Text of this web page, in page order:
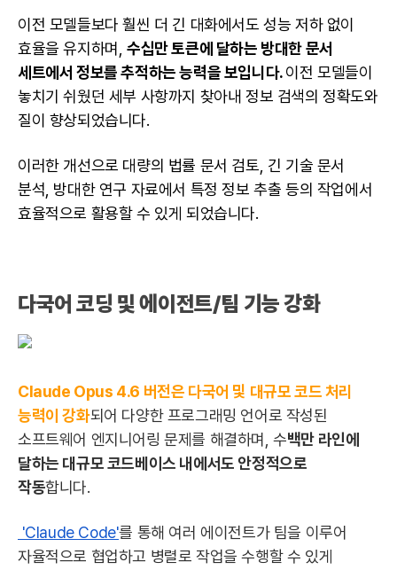
이전 모델들보다 훨씬 더 긴 대화에서도 성능 저하 없이
효율을 유지하며, 수십만 토큰에 달하는 방대한 문서
세트에서 정보를 추적하는 능력을 보입니다.이전 모델들이
놓치기 쉬웠던 세부 사항까지 찾아내 정보 검색의 정확도와
질이 향상되었습니다.
이러한 개선으로 대량의 법률 문서 검토, 긴 기술 문서
분석, 방대한 연구 자료에서 특정 정보 추출 등의 작업에서
효율적으로 활용할 수 있게 되었습니다.
다국어 코딩 및 에이전트/팀 기능 강화
Claude Opus 4.6 버전은 다국어 및 대규모 코드 처리
능력이 강화되어 다양한 프로그래밍 언어로 작성된
소프트웨어 엔지니어링 문제를 해결하며, 수백만 라인에
달하는 대규모 코드베이스 내에서도 안정적으로
작동합니다.
'Claude Code'를 통해 여러 에이전트가 팀을 이루어
자율적으로 협업하고 병렬로 작업을 수행할 수 있게